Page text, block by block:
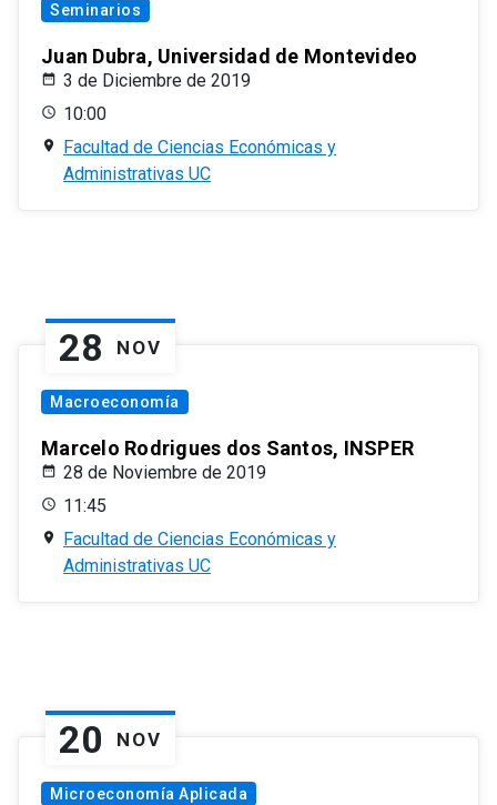
Seminarios
Juan Dubra, Universidad de Montevideo
3 de Diciembre de 2019
10:00
Facultad de Ciencias Económicas y
Administrativas UC
28 NOV
Macroeconomía
Marcelo Rodrigues dos Santos, INSPER
28 de Noviembre de 2019
11:45
Facultad de Ciencias Económicas y
Administrativas UC
20 NOV
Microeconomía Aplicada